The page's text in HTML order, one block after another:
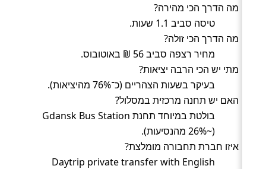
מה הדרך הכי מהירה?
טיסה סביב 1.1 שעות.
מה הדרך הכי זולה?
מחיר רצפה סביב 56 ₪ באוטובוס.
מתי יש הכי הרבה יציאות?
בעיקר בשעות הצהריים (כ־76% מהיציאות).
האם יש תחנה מרכזית במסלול?
בולטת במיוחד תחנת Gdansk Bus Station
(~26% מהנסיעות).
איזו חברת תחבורה מומלצת?
Daytrip private transfer with English